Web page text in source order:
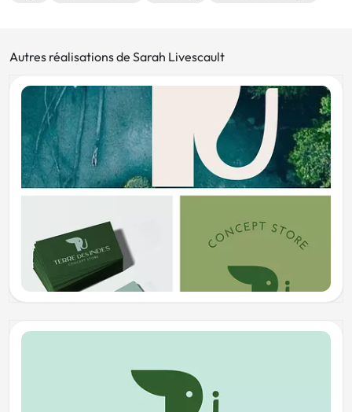
Autres réalisations de Sarah Livescault